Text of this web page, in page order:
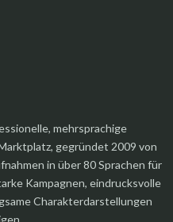
mehrsprachige
gegründet 2009 von
in über 80 Sprachen für
Kampagnen, eindrucksvolle
Charakterdarstellungen